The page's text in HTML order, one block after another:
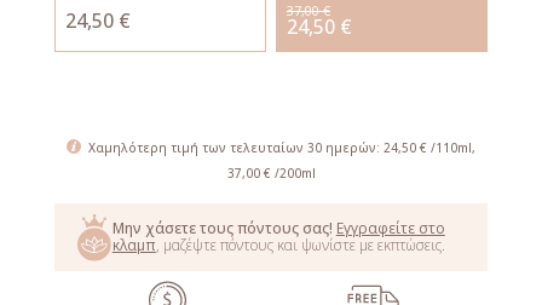
24,50 €
37,00 €
24,50 €
Χαμηλότερη τιμή των τελευταίων 30 ημερών: 24,50 € /110ml,
37,00 € /200ml
Μην χάσετε τους πόντους σας! Εγγραφείτε στο
κλαμπ, μαζέψτε πόντους και ψωνίστε με εκπτώσεις.